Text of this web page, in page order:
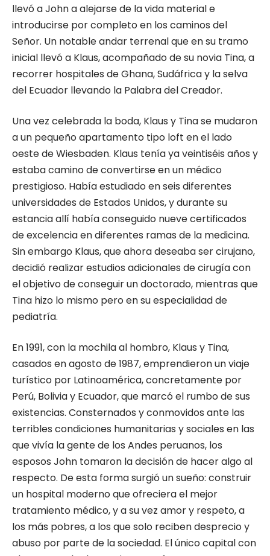
llevó a John a alejarse de la vida material e
introducirse por completo en los caminos del
Señor. Un notable andar terrenal que en su tramo
inicial llevó a Klaus, acompañado de su novia Tina, a
recorrer hospitales de Ghana, Sudáfrica y la selva
del Ecuador llevando la Palabra del Creador.
Una vez celebrada la boda, Klaus y Tina se mudaron
a un pequeño apartamento tipo loft en el lado
oeste de Wiesbaden. Klaus tenía ya veintiséis años y
estaba camino de convertirse en un médico
prestigioso. Había estudiado en seis diferentes
universidades de Estados Unidos, y durante su
estancia allí había conseguido nueve certificados
de excelencia en diferentes ramas de la medicina.
Sin embargo Klaus, que ahora deseaba ser cirujano,
decidió realizar estudios adicionales de cirugía con
el objetivo de conseguir un doctorado, mientras que
Tina hizo lo mismo pero en su especialidad de
pediatría.
En 1991, con la mochila al hombro, Klaus y Tina,
casados en agosto de 1987, emprendieron un viaje
turístico por Latinoamérica, concretamente por
Perú, Bolivia y Ecuador, que marcó el rumbo de sus
existencias. Consternados y conmovidos ante las
terribles condiciones humanitarias y sociales en las
que vivía la gente de los Andes peruanos, los
esposos John tomaron la decisión de hacer algo al
respecto. De esta forma surgió un sueño: construir
un hospital moderno que ofreciera el mejor
tratamiento médico, y a su vez amor y respeto, a
los más pobres, a los que solo reciben desprecio y
abuso por parte de la sociedad. El único capital con